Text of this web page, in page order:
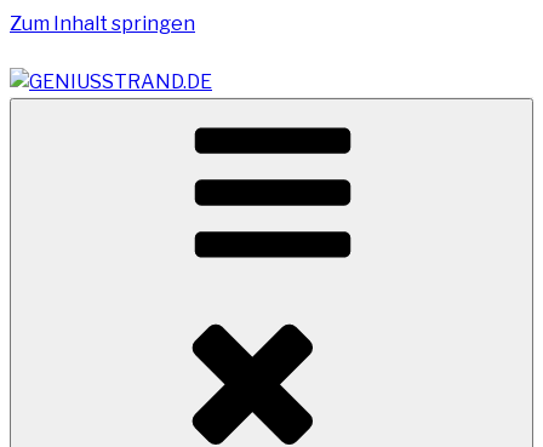
Zum Inhalt springen
GENIUSSTRAND.DE
Vom Geniusstrand zum JadeWeserPort/Container
Terminal Wilhelmshaven